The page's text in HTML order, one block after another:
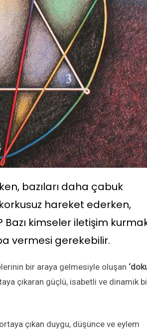
bazıları daha çabuk
hareket ederken,
Bazı kimseler iletişim
vermesi gerekebilir.
bir araya gelmesiyle oluşan
çıkaran güçlü, isabetli ve dinamik
çıkan duygu, düşünce ve eylem